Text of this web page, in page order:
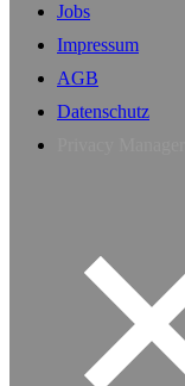
Jobs
Impressum
AGB
Datenschutz